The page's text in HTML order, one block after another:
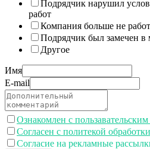
Подрядчик нарушил
работ
Компания больше не
Подрядчик был замечен в
Другое
Имя
E-mail
Ознакомлен с
Согласен с политекой
Согласие на рекламные